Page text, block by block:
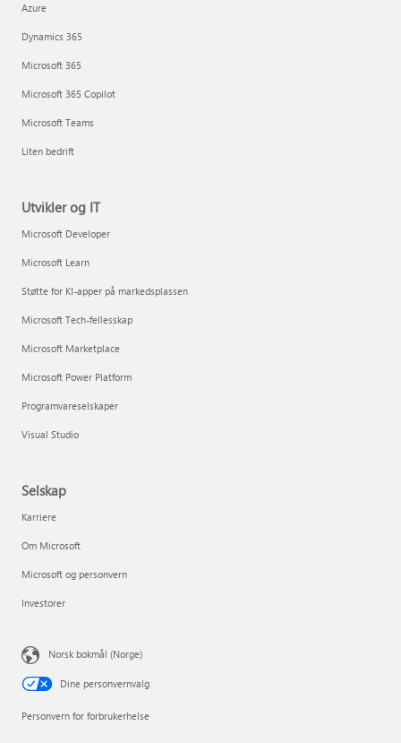
Azure
Dynamics 365
Microsoft 365
Microsoft 365 Copilot
Microsoft Teams
Liten bedrift
Utvikler og IT
Microsoft Developer
Microsoft Learn
Støtte for KI-apper på markedsplassen
Microsoft Tech-fellesskap
Microsoft Marketplace
Microsoft Power Platform
Programvareselskaper
Visual Studio
Selskap
Karriere
Om Microsoft
Microsoft og personvern
Investorer
Norsk bokmål (Norge)
Dine personvernvalg
Personvern for forbrukerhelse